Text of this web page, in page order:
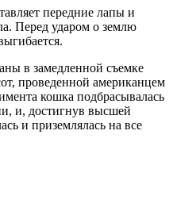
передние лапы и
Перед ударом о землю
в замедленной съемке
проведенной американцем
кошка подбрасывалась
и, достигнув высшей
и приземлялась на все